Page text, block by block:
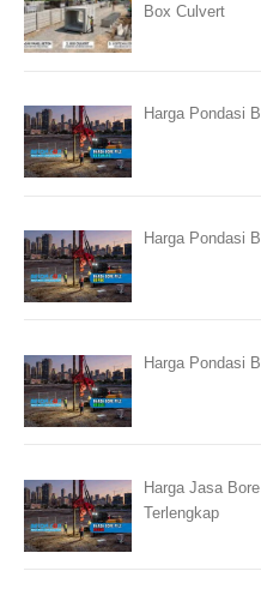
Box Culvert
Harga Pondasi
Harga Pondasi
Harga Pondasi
Harga Jasa
Terlengkap